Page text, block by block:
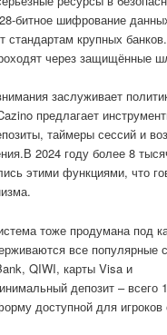
битное шифрование
стандартам крупных
через защищённые
заслуживает
предлагает
таймеры сессий и
2024 году более 8
этими функциями, что
тоже продумана под
все популярные
QIWI, карты Visa и
депозит – всего
доступной для